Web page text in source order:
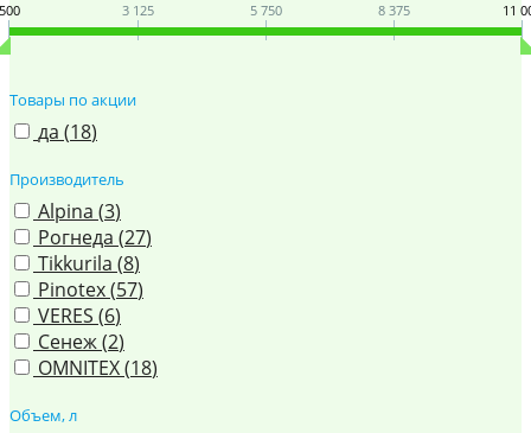
3 125 5 750 8 375 11
Товары по акции
да (18)
Производитель
Alpina (3)
Рогнеда (27)
Tikkurila (8)
Pinotex (57)
VERES (6)
Сенеж (2)
OMNITEX (18)
Объем, л